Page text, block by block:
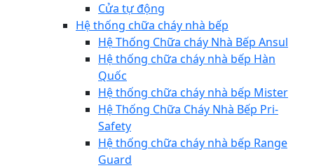
Cửa tự động
Hệ thống chữa cháy nhà bếp
Hệ Thống Chữa cháy Nhà Bếp Ansul
Hệ thống chữa cháy nhà bếp Hàn
Quốc
Hệ thống chữa cháy nhà bếp Mister
Hệ Thống Chữa Cháy Nhà Bếp Pri-
Safety
Hệ thống chữa cháy nhà bếp Range
Guard